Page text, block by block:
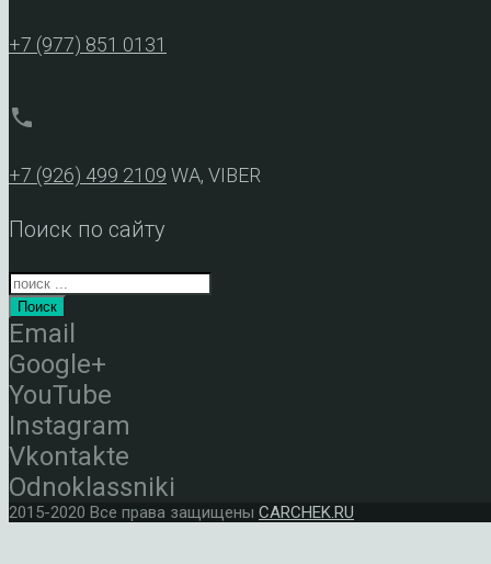
+7 (977) 851 0131
phone
+7 (926) 499 2109 WA, VIBER
Поиск по сайту
Поиск
Email
Google+
YouTube
Instagram
Vkontakte
Odnoklassniki
2015-2020 Все права защищены CARCHEK.RU